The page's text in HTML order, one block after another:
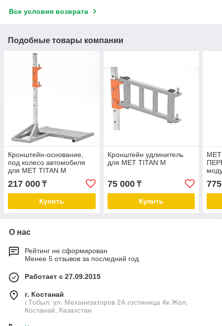
Все условия возврата
Подобные товары компании
Кронштейн-основание,
под колесо автомобиля
для MET TITAN M
217 000 ₸
Купить
Кронштейн удлинитель
для MET TITAN M
75 000₸
Купить
О нас
Рейтинг не сформирован
Менее 5 отзывов за последний год
Работает с 27.09.2015
г. Костанай
г.Тобыл. ул. Механизаторов 2А гостиница Ак Жол,
Костанай, Казахстан